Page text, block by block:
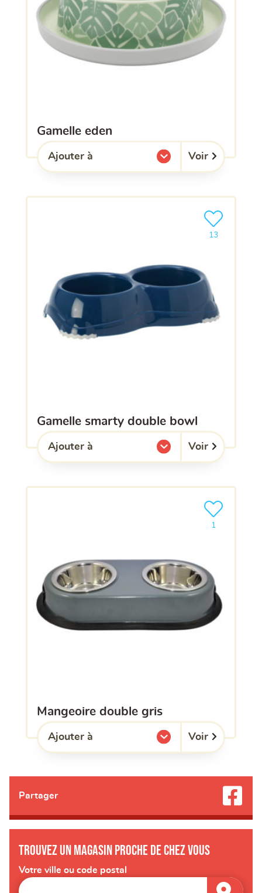
gamelle eden
Ajouter à
l'une de mes listes. Voir
gamelle smarty double bowl
13
Ajouter le
Ajouter à
l'une de mes listes. Voir
mangeoire double gris
1
Ajouter le
Ajouter à
l'une de mes listes. Voir
Partager
Trouvez un magasin proche de chez vous
Votre ville ou code postal